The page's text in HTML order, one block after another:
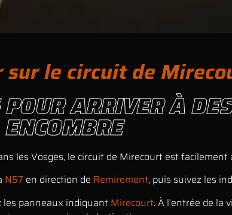
sur le circuit de
ARRIVER À
ENCOMBRE
les Vosges, le circuit de Mirecourt est
N57 en direction de Remiremont, puis suivez les
les panneaux indiquant Mirecourt. À l’entrée de la